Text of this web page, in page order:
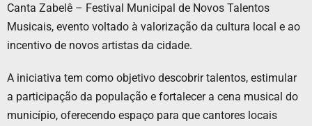
Canta Zabelê – Festival Municipal de Novos Talentos
Musicais, evento voltado à valorização da cultura local e ao
incentivo de novos artistas da cidade.
A iniciativa tem como objetivo descobrir talentos, estimular
a participação da população e fortalecer a cena musical do
município, oferecendo espaço para que cantores locais